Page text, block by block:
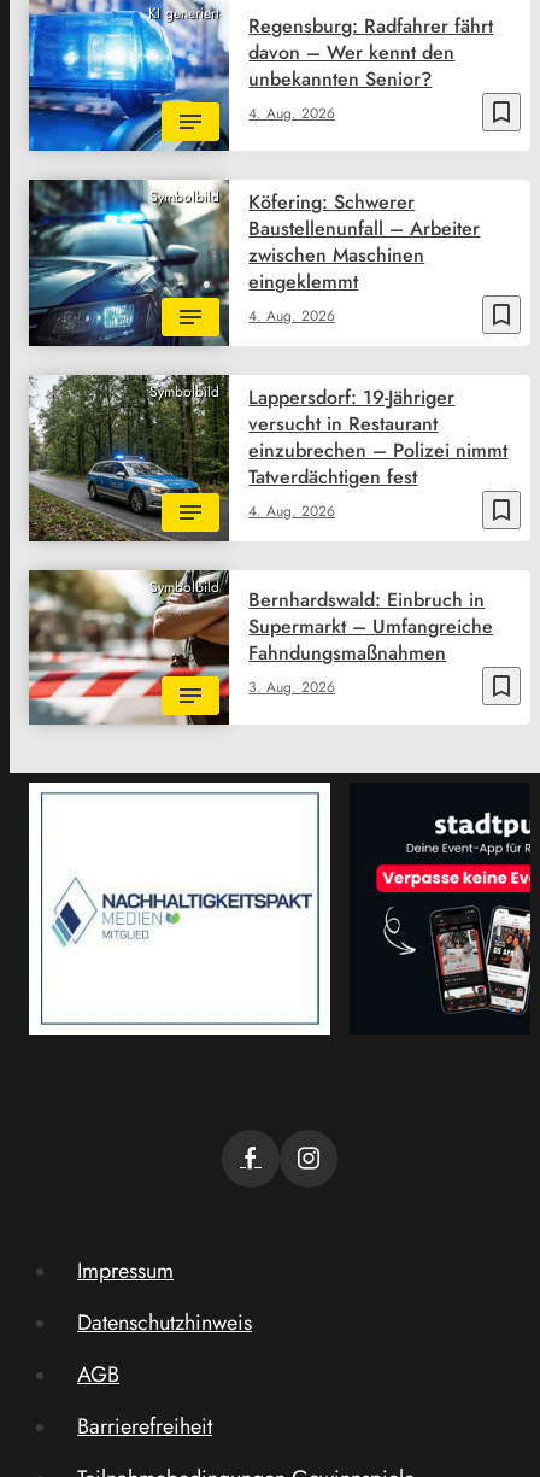
KI generiert
bookmark_border
4. Aug. 2026
Regensburg: Radfahrer fährt
davon – Wer kennt den
unbekannten Senior?
Symbolbild
bookmark_border
4. Aug. 2026
Köfering: Schwerer
Baustellenunfall – Arbeiter
zwischen Maschinen
eingeklemmt
Symbolbild
bookmark_border
4. Aug. 2026
Lappersdorf: 19-Jähriger
versucht in Restaurant
einzubrechen – Polizei nimmt
Tatverdächtigen fest
Symbolbild
bookmark_border
3. Aug. 2026
Bernhardswald: Einbruch in
Supermarkt – Umfangreiche
Fahndungsmaßnahmen
Impressum
Datenschutzhinweis
AGB
Barrierefreiheit